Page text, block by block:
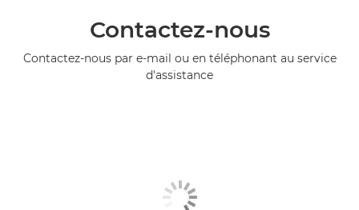
Contactez-nous
Contactez-nous par e-mail ou en téléphonant au service
d'assistance